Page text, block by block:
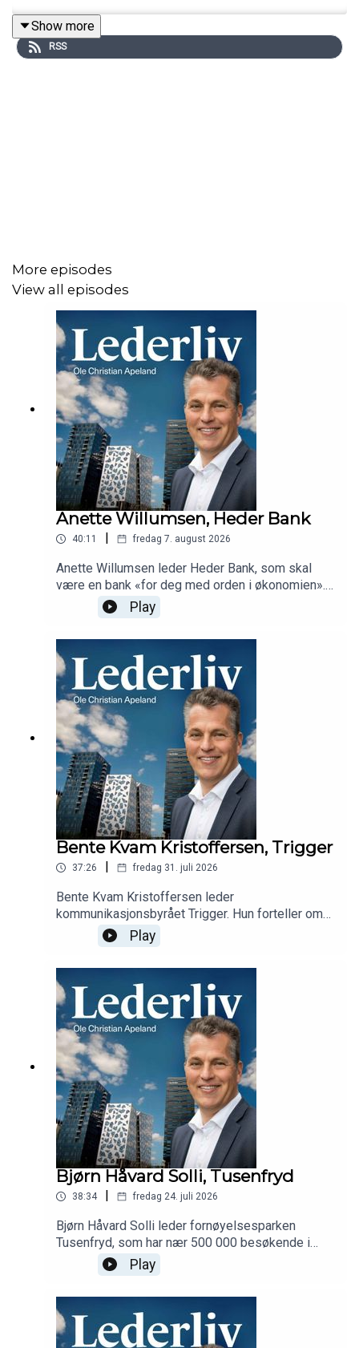
Show more
RSS
More episodes
View all episodes
Anette Willumsen, Heder Bank
40:11 | fredag 7. august 2026
Anette Willumsen leder Heder Bank, som skal
være en bank «for deg med orden i økonomien».
Hun forteller om en karriere i inkasso og veien til
bank, ambisjonene og planene, og om overgangen
fra å lede mange til å lede få.
Play
Bente Kvam Kristoffersen, Trigger
37:26 | fredag 31. juli 2026
Bente Kvam Kristoffersen leder
kommunikasjonsbyrået Trigger. Hun forteller om
veien fra prosjektleder til leder, byråets
suksesser, utfordringer med fallende priser i
bransjen, og om å tenke på jobben hele tiden.
Play
Bjørn Håvard Solli, Tusenfryd
38:34 fredag 24. juli 2026
Bjørn Håvard Solli leder fornøyelsesparken
Tusenfryd, som har nær 500 000 besøkende i
året. Han forteller om rekrutteringen av flere
hundre ungdommer hvert år, og hva som skal til
for å motivere dem.
Play